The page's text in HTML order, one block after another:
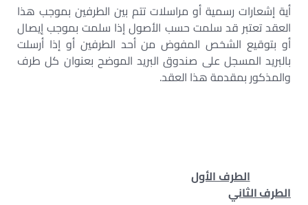
أية إشعارات رسمية أو مراسلات تتم بين الطرفين بموجب هذا
العقد تعتبر قد سلمت حسب الأصول إذا سلمت بموجب إيصال
أو بتوقيع الشخص المفوض من أحد الطرفين أو إذا أرسلت
بالبريد المسجل على صندوق البريد الموضح بعنوان كل طرف
والمذكور بمقدمة هذا العقد.
الطرف الأول
الطرف الثاني